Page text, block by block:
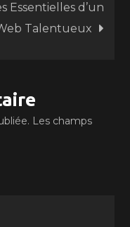
Essentielles d’un
Talentueux
Les champs